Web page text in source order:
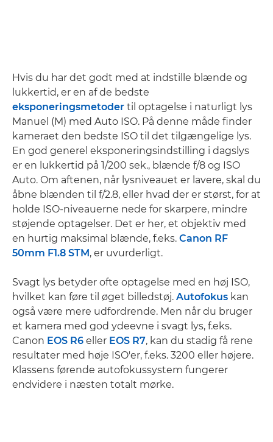
Hvis du har det godt med at indstille blænde og
lukkertid, er en af de bedste
eksponeringsmetoder til optagelse i naturligt lys
Manuel (M) med Auto ISO. På denne måde finder
kameraet den bedste ISO til det tilgængelige lys.
En god generel eksponeringsindstilling i dagslys
er en lukkertid på 1/200 sek., blænde f/8 og ISO
Auto. Om aftenen, når lysniveauet er lavere, skal du
åbne blænden til f/2.8, eller hvad der er størst, for at
holde ISO-niveauerne nede for skarpere, mindre
støjende optagelser. Det er her, et objektiv med
en hurtig maksimal blænde, f.eks. Canon RF
50mm F1.8 STM, er uvurderligt.
Svagt lys betyder ofte optagelse med en høj ISO,
hvilket kan føre til øget billedstøj. Autofokus kan
også være mere udfordrende. Men når du bruger
et kamera med god ydeevne i svagt lys, f.eks.
Canon EOS R6 eller EOS R7, kan du stadig få rene
resultater med høje ISO'er, f.eks. 3200 eller højere.
Klassens førende autofokussystem fungerer
endvidere i næsten totalt mørke.